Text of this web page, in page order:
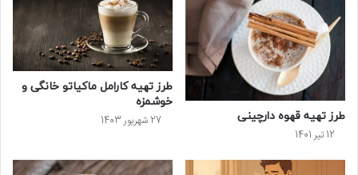
طرز تهیه قهوه دارچینی
12 تیر 1401
طرز تهیه کارامل ماکیاتو خانگی و
خوشمزه
27 شهریور 1403